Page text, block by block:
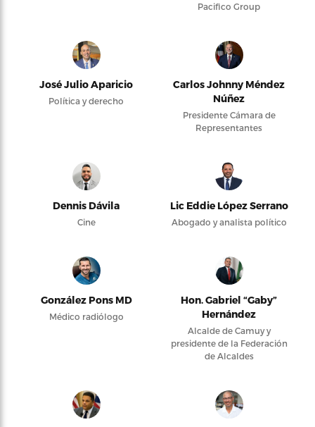
Pacifico Group
José Julio Aparicio
Política y derecho
Carlos Johnny Méndez
Núñez
Presidente Cámara de
Representantes
Dennis Dávila
Cine
Lic Eddie López Serrano
Abogado y analista político
González Pons MD
Médico radiólogo
Hon. Gabriel “Gaby”
Hernández
Alcalde de Camuy y
presidente de la Federación
de Alcaldes